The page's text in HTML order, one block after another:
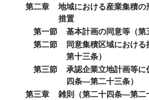
第二章
地域における産業集積
措置
第一節
基本計画の同意等（第
第二節
同意集積区域におけ
第十三条）
第三節
承認企業立地計画等
四条―第二十三条）
第三章
雑則（第二十四条―第二